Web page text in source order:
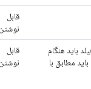
}
"entryPoints"
"uri":
"label"
قابل
نوشتن
باید هنگام
مطابق با
قابل
نوشتن